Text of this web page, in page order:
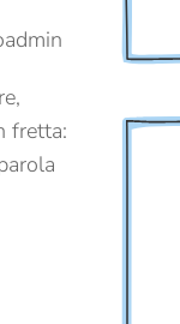
fretta: